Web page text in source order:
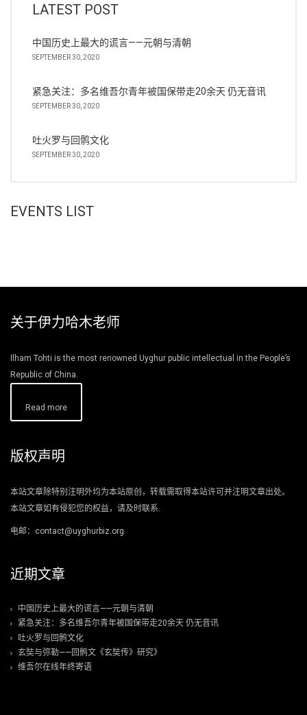
LATEST POST
中国历史上最大的谎言——元朝与清朝
SEPTEMBER 30, 2020
紧急关注：多名维吾尔青年被国保带走20余天 仍无音讯
SEPTEMBER 30, 2020
吐火罗与回鹘文化
SEPTEMBER 30, 2020
EVENTS LIST
关于伊力哈木老师
Ilham Tohti is the most renowned Uyghur public intellectual in the People’s
Republic of China.
Read more
版权声明
本站文章除特别注明外均为本站原创，转载需取得本站许可并注明文章出处。
本站文章如有侵犯您的权益，请及时联系.
电邮：contact@uyghurbiz.org
近期文章
中国历史上最大的谎言——元朝与清朝
紧急关注：多名维吾尔青年被国保带走20余天 仍无音讯
吐火罗与回鹘文化
玄奘与弥勒——回鹘文《玄奘传》研究》
维吾尔在线年终寄语